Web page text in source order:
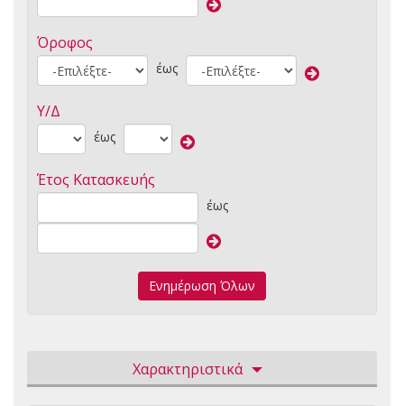
Όροφος
έως
Υ/Δ
έως
Έτος Κατασκευής
έως
Ενημέρωση Όλων
Χαρακτηριστικά